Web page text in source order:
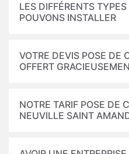
LES DIFFÉRENTS
POUVONS INSTALLER
VOTRE DEVIS POSE DE
OFFERT
NOTRE TARIF POSE DE
NEUVILLE SAINT